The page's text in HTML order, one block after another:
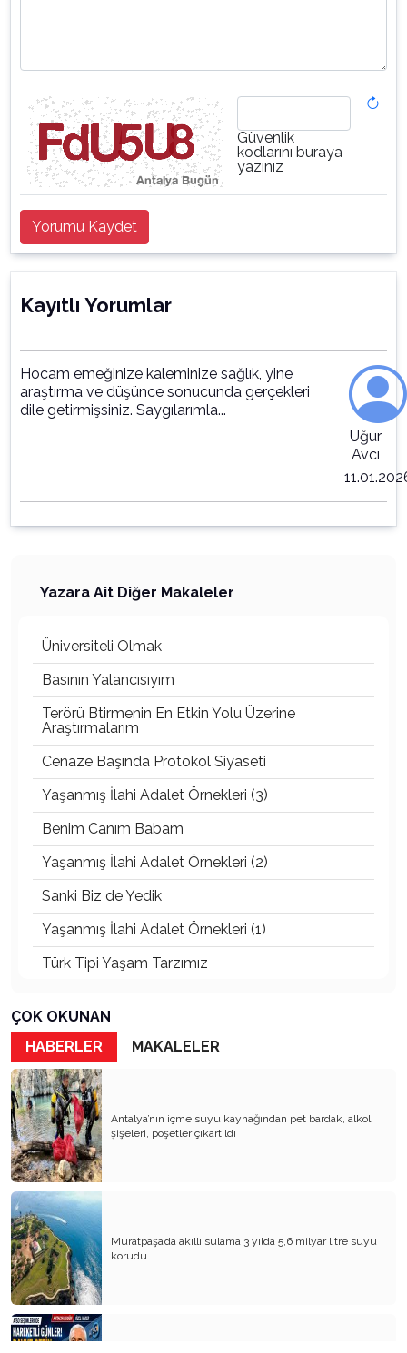
Güvenlik
kodlarını buraya
yazınız
Yorumu Kaydet
Kayıtlı Yorumlar
Hocam emeğinize kaleminize sağlık, yine
araştırma ve düşünce sonucunda gerçekleri
dile getirmişsiniz. Saygılarımla...
Uğur
Avcı
Yazara Ait Diğer Makaleler
Üniversiteli Olmak
Basının Yalancısıyım
Terörü Btirmenin En Etkin Yolu Üzerine
Araştırmalarım
Cenaze Başında Protokol Siyaseti
Yaşanmış İlahi Adalet Örnekleri (3)
Benim Canım Babam
Yaşanmış İlahi Adalet Örnekleri (2)
Sanki Biz de Yedik
Yaşanmış İlahi Adalet Örnekleri (1)
Türk Tipi Yaşam Tarzımız
Katil Ağaçlar
Keşke Herkes Sevdiği ve İyi Bildiği İşi Yapsa
Veda Mektubum
Avm’ler Sinek Avlıyor
Çok Para, Çok Bela
Geçen Yıldan Akılda Kalanlar
Yeni Yıl Duam
Çağımızın Hastalığı Madde Bağımlılığı
Yürek Burkan İsyanlarım
Organ Nakli ve Bağışı Hakkında Görüşlerim
ÇOK OKUNAN
HABERLER
MAKALELER
Antalya’nın içme suyu kaynağından pet bardak, alkol
şişeleri, poşetler çıkartıldı
Muratpaşa’da akıllı sulama 3 yılda 5,6 milyar litre suyu
korudu